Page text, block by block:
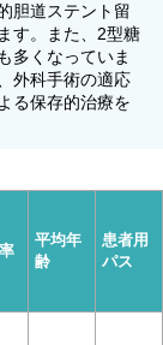
胆道ステント留
す。また、2型糖
多くなっていま
外科手術の適応
る保存的治療を
平均年
齢
患者用
パス